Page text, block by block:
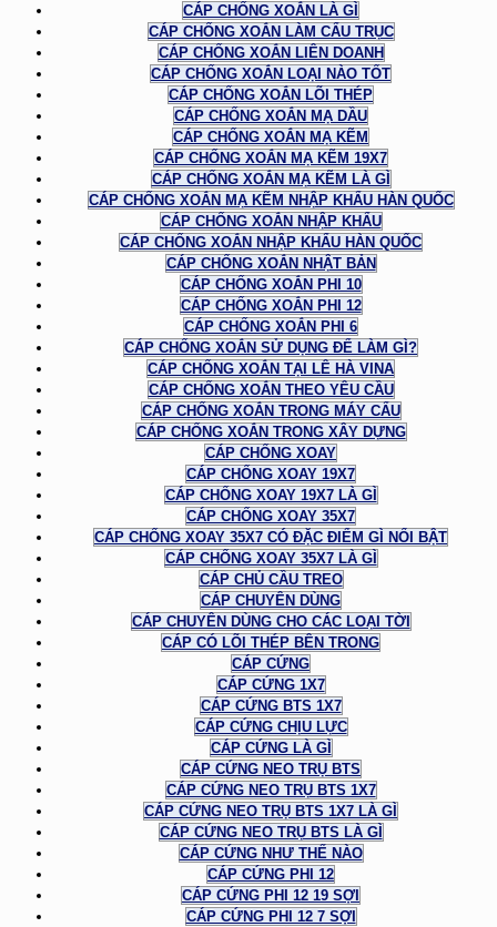
CÁP CHỐNG XOẮN LÀ GÌ
CÁP CHỐNG XOẮN LÀM CẨU TRỤC
CÁP CHỐNG XOẮN LIÊN DOANH
CÁP CHỐNG XOẮN LOẠI NÀO TỐT
CÁP CHỐNG XOẮN LÕI THÉP
CÁP CHỐNG XOẮN MẠ DẦU
CÁP CHỐNG XOẮN MẠ KẼM
CÁP CHỐNG XOẮN MẠ KẼM 19X7
CÁP CHỐNG XOẮN MẠ KẼM LÀ GÌ
CÁP CHỐNG XOẮN MẠ KẼM NHẬP KHẨU HÀN QUỐC
CÁP CHỐNG XOẮN NHẬP KHẨU
CÁP CHỐNG XOẮN NHẬP KHẨU HÀN QUỐC
CÁP CHỐNG XOẮN NHẬT BẢN
CÁP CHỐNG XOẮN PHI 10
CÁP CHỐNG XOẮN PHI 12
CÁP CHỐNG XOẮN PHI 6
CÁP CHỐNG XOẮN SỬ DỤNG ĐỂ LÀM GÌ?
CÁP CHỐNG XOẮN TẠI LÊ HÀ VINA
CÁP CHỐNG XOẮN THEO YÊU CẦU
CÁP CHỐNG XOẮN TRONG MÁY CẨU
CÁP CHỐNG XOẮN TRONG XÂY DỰNG
CÁP CHỐNG XOAY
CÁP CHỐNG XOAY 19X7
CÁP CHỐNG XOAY 19X7 LÀ GÌ
CÁP CHỐNG XOAY 35X7
CÁP CHỐNG XOAY 35X7 CÓ ĐẶC ĐIỂM GÌ NỔI BẬT
CÁP CHỐNG XOAY 35X7 LÀ GÌ
CÁP CHỦ CẦU TREO
CÁP CHUYÊN DÙNG
CÁP CHUYÊN DÙNG CHO CÁC LOẠI TỜI
CÁP CÓ LÕI THÉP BÊN TRONG
CÁP CỨNG
CÁP CỨNG 1X7
CÁP CỨNG BTS 1X7
CÁP CỨNG CHỊU LỰC
CÁP CỨNG LÀ GÌ
CÁP CỨNG NEO TRỤ BTS
CÁP CỨNG NEO TRỤ BTS 1X7
CÁP CỨNG NEO TRỤ BTS 1X7 LÀ GÌ
CÁP CỨNG NEO TRỤ BTS LÀ GÌ
CÁP CỨNG NHƯ THẾ NÀO
CÁP CỨNG PHI 12
CÁP CỨNG PHI 12 19 SỢI
CÁP CỨNG PHI 12 7 SỢI